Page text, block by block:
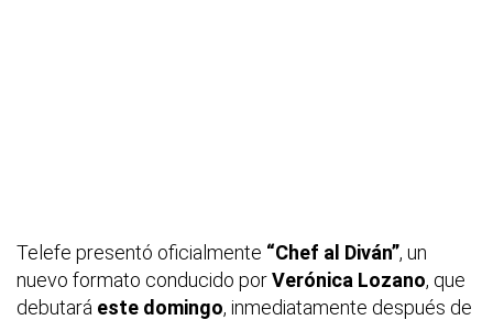
Telefe presentó oficialmente “Chef al Diván”, un
nuevo formato conducido porVerónica Lozano, que
debutará este domingo, inmediatamente después de